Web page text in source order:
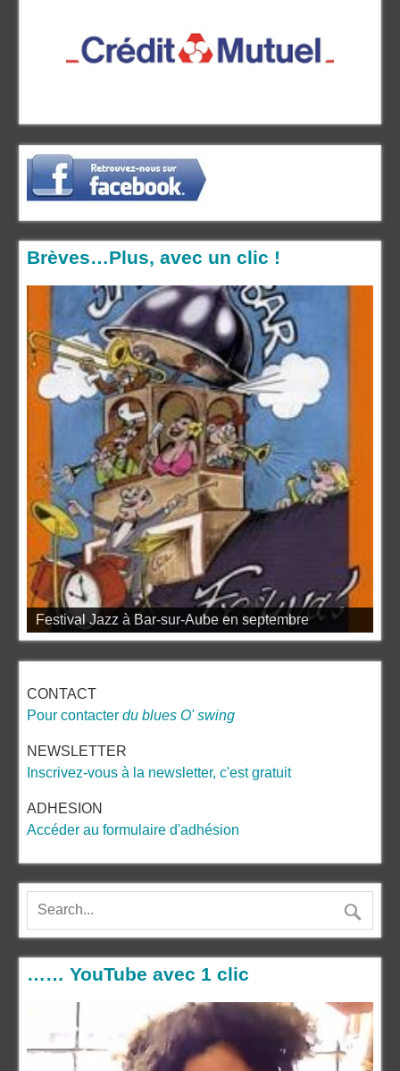
Brèves…Plus, avec un clic !
Festival Jazz à Bar-sur-Aube en septembre
CONTACT
Pour contacter du blues O' swing
NEWSLETTER
Inscrivez-vous à la newsletter, c'est gratuit
ADHESION
Accéder au formulaire d'adhésion
…… YouTube avec 1 clic